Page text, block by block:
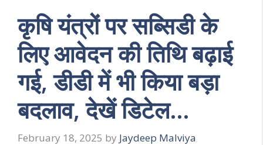
कृषि यंत्रों पर सब्सिडी के
लिए आवेदन की तिथि बढ़ाई
गई, डीडी में भी किया बड़ा
बदलाव, देखें डिटेल…
February 18, 2025 by Jaydeep Malviya